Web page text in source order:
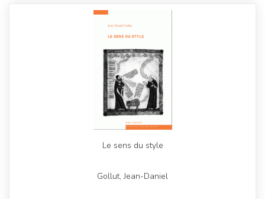
Le sens du style
Gollut, Jean-Daniel